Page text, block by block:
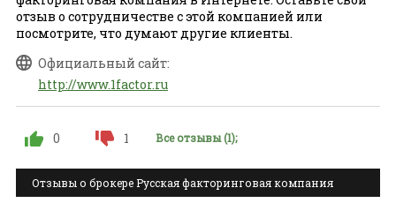
отзыв о сотрудничестве с этой компанией или
посмотрите, что думают другие клиенты.
Официальный сайт:
http://www.1factor.ru
0 1 Все отзывы (1);
Отзывы о брокере Русская факторинговая компания